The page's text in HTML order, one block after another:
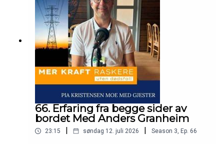
66. Erfaring fra begge sider av
bordet Med Anders Granheim
23:15 søndag 12. juli 2026 Season 3, Ep. 66